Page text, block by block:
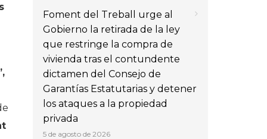
Foment del Treball urge al
Gobierno la retirada de la ley
que restringe la compra de
vivienda tras el contundente
dictamen del Consejo de
Garantías Estatutarias y detener
los ataques a la propiedad
privada
5 de agosto de 2026